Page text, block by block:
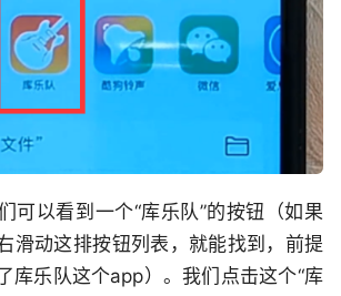
可以看到一个“库乐队”的按钮（如果
滑动这排按钮列表，就能找到，前提
库乐队这个app）。我们点击这个“库